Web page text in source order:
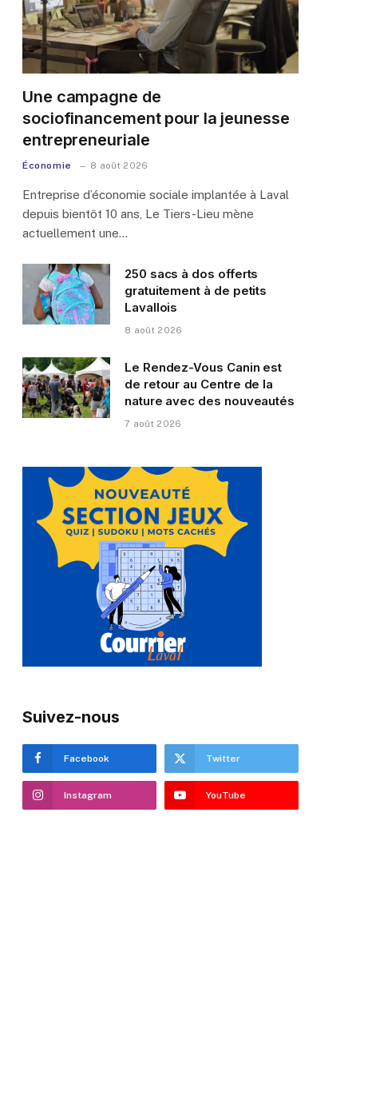
Une campagne de
sociofinancement pour la jeunesse
entrepreneuriale
Économie 8 août 2026
Entreprise d’économie sociale implantée à Laval
depuis bientôt 10 ans, Le Tiers-Lieu mène
actuellement une…
250 sacs à dos offerts
gratuitement à de petits
Lavallois
8 août 2026
Le Rendez-Vous Canin est
de retour au Centre de la
nature avec des nouveautés
7 août 2026
Suivez-nous
Facebook Twitter
Instagram YouTube